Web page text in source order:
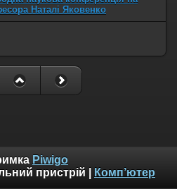
Наталі Яковенко
Piwigo
пристрій Комп’ютер